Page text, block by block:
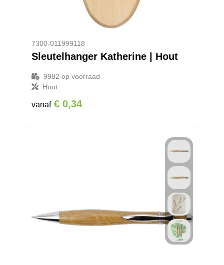
7300-011999118
Sleutelhanger Katherine | Hout
9982 op voorraad
Hout
vanaf € 0,34